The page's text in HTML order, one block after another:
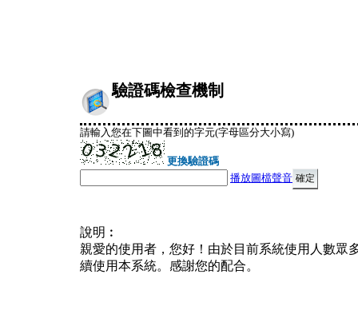
驗證碼檢查機制
請輸入您在下圖中看到的字元(字母區分大小寫)
更換驗證碼
播放圖檔聲音
說明︰
親愛的使用者，您好！由於目前系統使用人數眾
續使用本系統。感謝您的配合。